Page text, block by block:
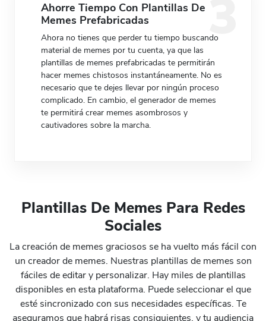
PreviewUse Template Preview
PreviewUse Template PreviewUse
Ahorre Tiempo Con Plantillas De
Memes Prefabricadas
Ahora no tienes que perder tu tiempo buscando
material de memes por tu cuenta, ya que las
plantillas de memes prefabricadas te permitirán
hacer memes chistosos instantáneamente. No es
necesario que te dejes llevar por ningún proceso
complicado. En cambio, el generador de memes
te permitirá crear memes asombrosos y
cautivadores sobre la marcha.
Plantillas De Memes Para Redes
Sociales
La creación de memes graciosos se ha vuelto más fácil con
un creador de memes. Nuestras plantillas de memes son
fáciles de editar y personalizar. Hay miles de plantillas
disponibles en esta plataforma. Puede seleccionar el que
esté sincronizado con sus necesidades específicas. Te
aseguramos que habrá risas consiguientes, y tu audiencia